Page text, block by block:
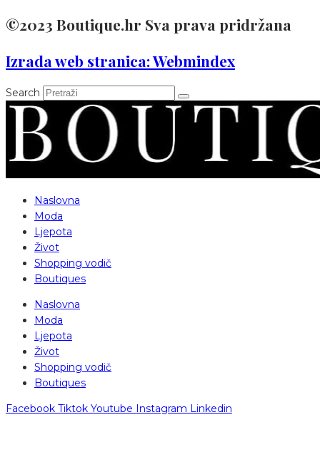
©2023 Boutique.hr Sva prava pridržana
Izrada web stranica: Webmindex
Search
Naslovna
Moda
Ljepota
Život
Shopping vodič
Boutiques
Naslovna
Moda
Ljepota
Život
Shopping vodič
Boutiques
Facebook Tiktok Youtube Instagram Linkedin